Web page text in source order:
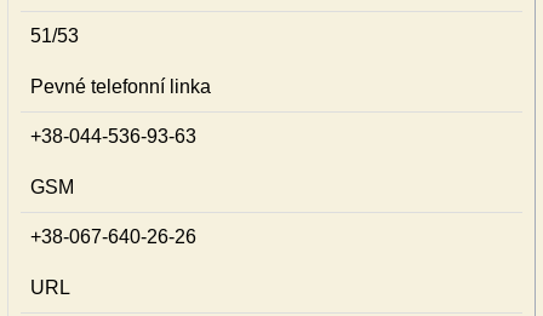
51/53
Pevné telefonní linka
+38-044-536-93-63
GSM
+38-067-640-26-26
URL